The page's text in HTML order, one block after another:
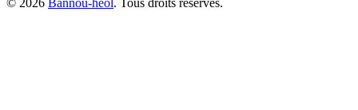
© 2026 Bannoù-heol. Tous droits réservés.